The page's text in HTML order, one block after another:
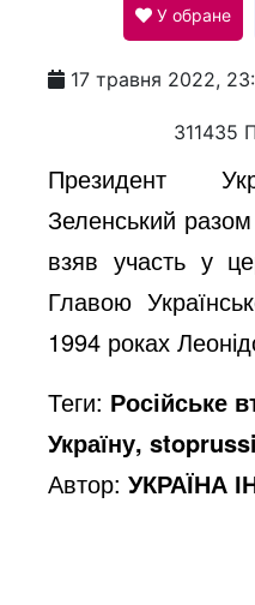
У обране
17 травня 2022,
311435
Президент
Зеленський
взяв участь у
Главою
1994 роках
Теги: Російське
Україну,
Автор:УКРАЇНА